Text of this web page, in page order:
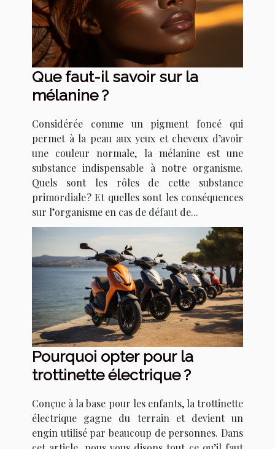
Que faut-il savoir sur la
mélanine ?
Considérée comme un pigment foncé qui
permet à la peau aux yeux et cheveux d’avoir
une couleur normale, la mélanine est une
substance indispensable à notre organisme.
Quels sont les rôles de cette substance
primordiale ? Et quelles sont les conséquences
sur l’organisme en cas de défaut de...
Pourquoi opter pour la
trottinette électrique ?
Conçue à la base pour les enfants, la trottinette
électrique gagne du terrain et devient un
engin utilisé par beaucoup de personnes. Dans